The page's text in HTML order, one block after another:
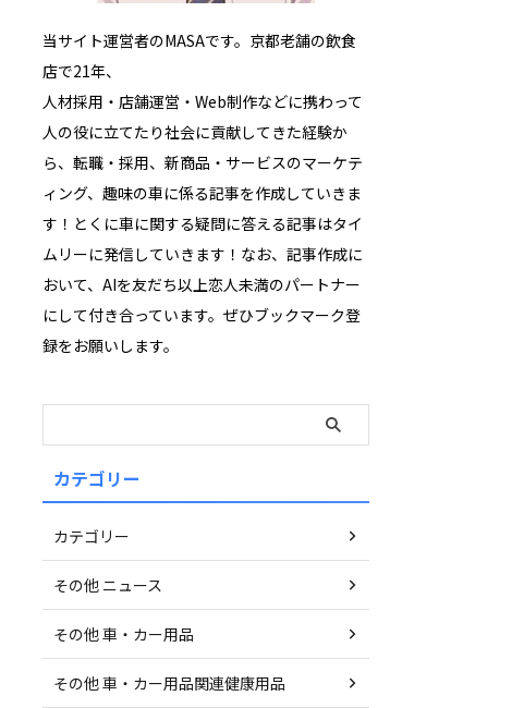
当サイト運営者のMASAです。京都老舗の飲食
店で21年、
人材採用・店舗運営・Web制作などに携わって
人の役に立てたり社会に貢献してきた経験か
ら、転職・採用、新商品・サービスのマーケテ
ィング、趣味の車に係る記事を作成していきま
す！とくに車に関する疑問に答える記事はタイ
ムリーに発信していきます！なお、記事作成に
おいて、AIを友だち以上恋人未満のパートナー
にして付き合っています。ぜひブックマーク登
録をお願いします。
カテゴリー
カテゴリー
その他 ニュース
その他 車・カー用品
その他 車・カー用品関連健康用品